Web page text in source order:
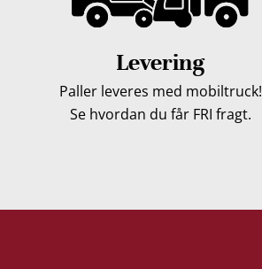
Levering
Paller leveres med mobiltruck!
Se hvordan du får FRI fragt.